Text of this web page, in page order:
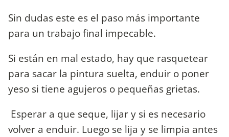
Sin dudas este es el paso más importante
para un trabajo final impecable.
Si están en mal estado, hay que rasquetear
para sacar la pintura suelta, enduir o poner
yeso si tiene agujeros o pequeñas grietas.
Esperar a que seque, lijar y si es necesario
volver a enduir. Luego se lija y se limpia antes